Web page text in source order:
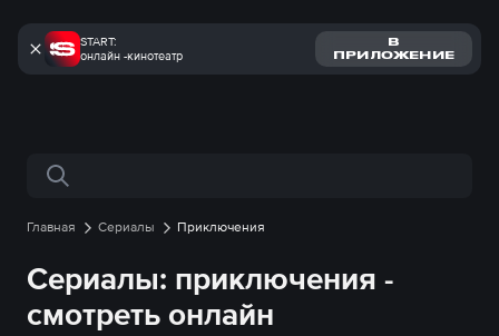
START:
онлайн -кинотеатр
В
ПРИЛОЖЕНИЕ
Поиск по сайту
Главная Сериалы Приключения
Сериалы: приключения -
смотреть онлайн